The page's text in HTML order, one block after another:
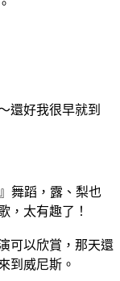
還好我很早就到
舞蹈，露、梨也
，太有趣了！
可以欣賞，那天還
到威尼斯。